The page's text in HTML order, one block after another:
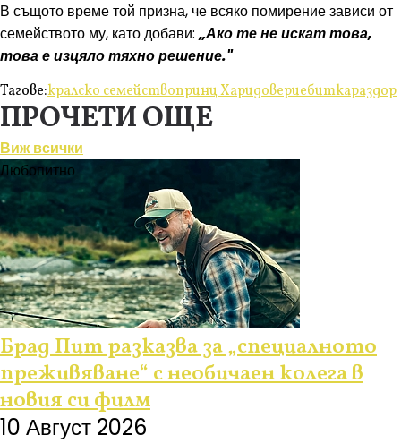
В същото време той призна, че всяко помирение зависи от
семейството му, като добави: „Ако те не искат това,
това е изцяло тяхно решение."
Тагове:кралско семействопринц Харидовериебиткараздор
ПРОЧЕТИ ОЩЕ
Виж всички
Любопитно
Брад Пит разказва за „специалното
преживяване“ с необичаен колега в
новия си филм
10 Август 2026